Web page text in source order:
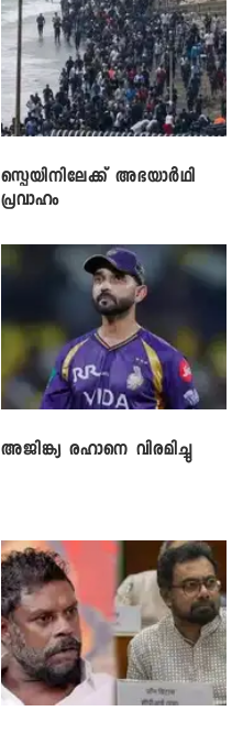
സ്പെയിനിലേക്ക് അഭയാർഥി
പ്രവാഹം
അജിങ്ക്യ രഹാനെ വിരമിച്ചു